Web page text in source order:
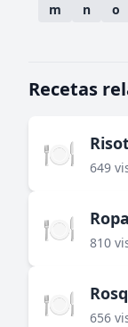
m
n o
Recetas
🍽️ 649
🍽️ 810
🍽️ 656